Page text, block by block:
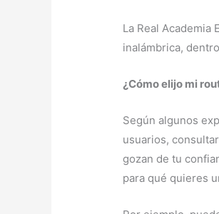
La Real
inalámbrica,
¿Cómo elijo mi
Según algunos
usuarios,
gozan de tu
para qué quieres